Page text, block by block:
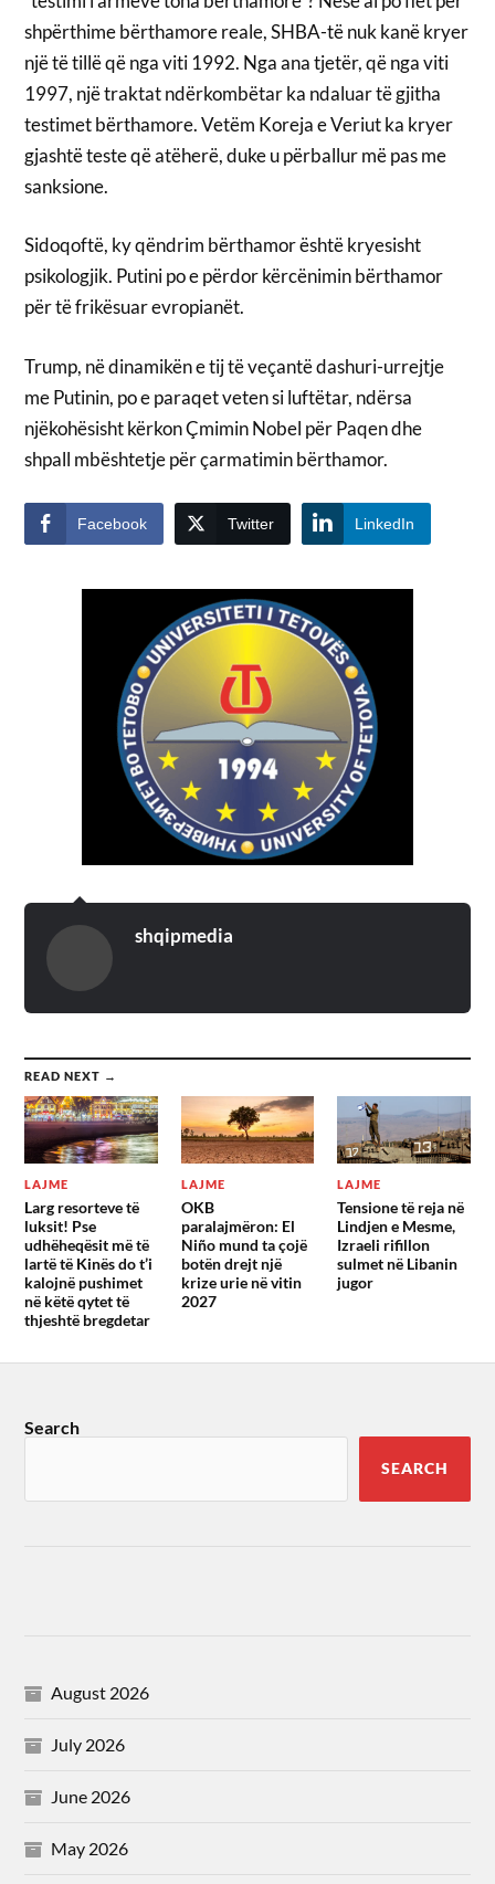
shpërthime bërthamore reale, SHBA-të nuk kanë kryer
një të tillë që nga viti 1992. Nga ana tjetër, që nga viti
1997, një traktat ndërkombëtar ka ndaluar të gjitha
testimet bërthamore. Vetëm Koreja e Veriut ka kryer
gjashtë teste që atëherë, duke u përballur më pas me
sanksione.
Sidoqoftë, ky qëndrim bërthamor është kryesisht
psikologjik. Putini po e përdor kërcënimin bërthamor
për të frikësuar evropianët.
Trump, në dinamikën e tij të veçantë dashuri-urrejtje
me Putinin, po e paraqet veten si luftëtar, ndërsa
njëkohësisht kërkon Çmimin Nobel për Paqen dhe
shpall mbështetje për çarmatimin bërthamor.
Facebook Twitter LinkedIn
shqipmedia
READ NEXT →
LAJME
Larg resorteve të
luksit! Pse
udhëheqësit më të
lartë të Kinës do t’i
kalojnë pushimet
në këtë qytet të
thjeshtë bregdetar
LAJME
OKB
paralajmëron: El
Niño mund ta çojë
botën drejt një
krize urie në vitin
2027
LAJME
Tensione të reja në
Lindjen e Mesme,
Izraeli rifillon
sulmet në Libanin
jugor
Search
SEARCH
August 2026
July 2026
June 2026
May 2026